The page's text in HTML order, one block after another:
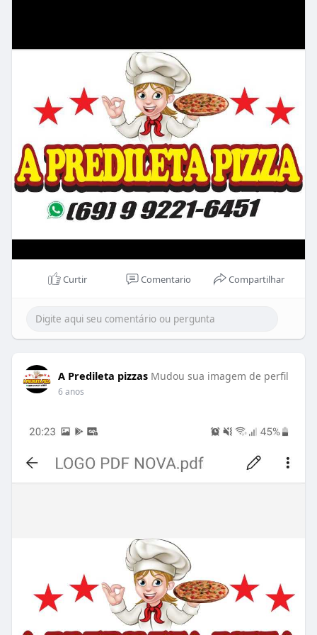
Curtir Comentario Compartilhar
A Predileta pizzas Mudou sua imagem de perfil
6 anos